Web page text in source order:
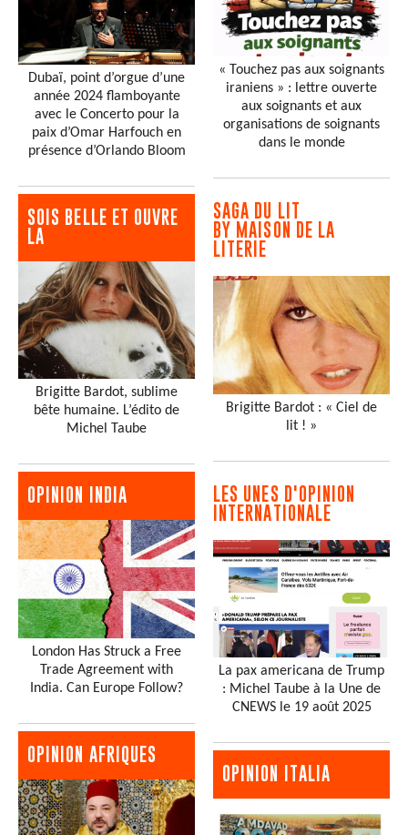
Dubaï, point d’orgue d’une
année 2024 flamboyante
avec le Concerto pour la
paix d’Omar Harfouch en
présence d’Orlando Bloom
SOIS BELLE ET OUVRE
LA
Brigitte Bardot, sublime
bête humaine. L’édito de
Michel Taube
OPINION INDIA
London Has Struck a Free
Trade Agreement with
India. Can Europe Follow?
OPINION AFRIQUES
« Touchez pas aux soignants
iraniens » : lettre ouverte
aux soignants et aux
organisations de soignants
dans le monde
SAGA DU LIT
BY MAISON DE LA
LITERIE
Brigitte Bardot : « Ciel de
lit ! »
LES UNES D'OPINION
INTERNATIONALE
La pax americana de Trump
: Michel Taube à la Une de
CNEWS le 19 août 2025
OPINION ITALIA